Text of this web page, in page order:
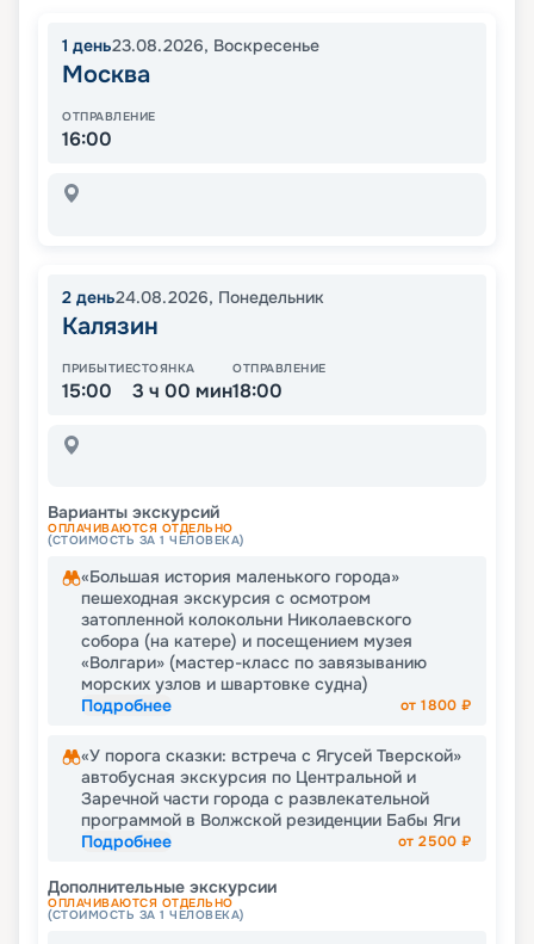
1 день23.08.2026, Воскресенье
Москва
ОТПРАВЛЕНИЕ
16:00
2 день24.08.2026, Понедельник
Калязин
ПРИБЫТИЕ
15:00
СТОЯНКА
3 ч 00 мин
ОТПРАВЛЕНИЕ
18:00
Варианты экскурсий
ОПЛАЧИВАЮТСЯ ОТДЕЛЬНО
(СТОИМОСТЬ ЗА 1 ЧЕЛОВЕКА)
«Большая история маленького города»
пешеходная экскурсия с осмотром
затопленной колокольни Николаевского
собора (на катере) и посещением музея
«Волгари» (мастер-класс по завязыванию
морских узлов и швартовке судна)
Подробнее
от1800 ₽
«У порога сказки: встреча с Ягусей Тверской»
автобусная экскурсия по Центральной и
Заречной части города с развлекательной
программой в Волжской резиденции Бабы Яги
Подробнее
от2500 ₽
Дополнительные экскурсии
ОПЛАЧИВАЮТСЯ ОТДЕЛЬНО
(СТОИМОСТЬ ЗА 1 ЧЕЛОВЕКА)